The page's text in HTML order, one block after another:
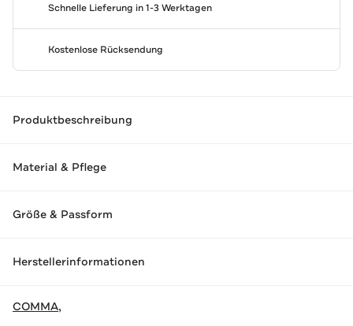
Schnelle Lieferung in 1-3 Werktagen
Kostenlose Rücksendung
Produktbeschreibung
Material & Pflege
Größe & Passform
Herstellerinformationen
COMMA,